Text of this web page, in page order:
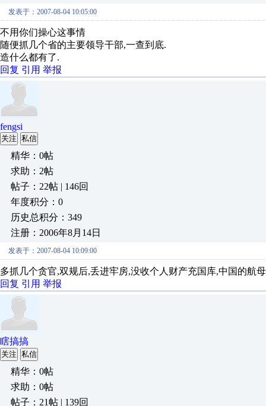
发表于：2007-08-04 10:05:00
不用你们操心这事情
随便抓几个省的主要领导干部,一查到底.
造什么都有了.
回复 引用 举报
fengsi
关注 私信
精华：0帖
求助：2帖
帖子：22帖 | 146回
年度积分：0
历史总积分：349
注册：2006年8月14日
发表于：2007-08-04 10:09:00
多抓几个贪官,双规后,丢进牢房,没收个人财产充国库,中国的航
回复 引用 举报
瞎搞搞
关注 私信
精华：0帖
求助：0帖
帖子：21帖 | 139回